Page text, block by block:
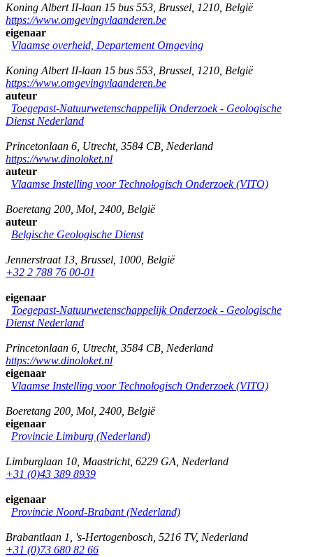
Koning Albert II-laan 15 bus 553 Brussel 1210 België
https://www.omgevingvlaanderen.be
eigenaar
Vlaamse overheid, Departement Omgeving
Koning Albert II-laan 15 bus 553 Brussel 1210 België
https://www.omgevingvlaanderen.be
auteur
Toegepast-Natuurwetenschappelijk Onderzoek - Geologische
Dienst Nederland
Princetonlaan 6 Utrecht, 3584 CB Nederland
https://www.dinoloket.nl
auteur
Vlaamse Instelling voor Technologisch Onderzoek (VITO)
Boeretang 200 Mol 2400 België
auteur
Belgische Geologische Dienst
Jennerstraat 13 Brussel 1000 België
+32 2 788 76 00-01
eigenaar
Toegepast-Natuurwetenschappelijk Onderzoek - Geologische
Dienst Nederland
Princetonlaan 6 Utrecht, 3584 CB Nederland
https://www.dinoloket.nl
eigenaar
Vlaamse Instelling voor Technologisch Onderzoek (VITO)
Boeretang 200 Mol 2400 België
eigenaar
Provincie Limburg (Nederland)
Limburglaan 10 Maastricht, 6229 GA Nederland
+31 (0)43 389 8939
eigenaar
Provincie Noord-Brabant (Nederland)
Brabantlaan 1 's-Hertogenbosch 5216 TV, Nederland
+31 (0)73 680 82 66